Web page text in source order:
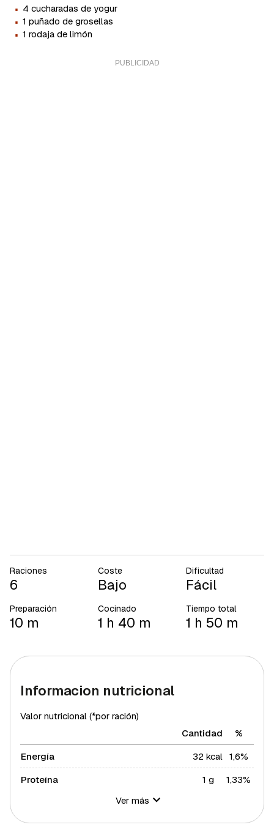
· 4 cucharadas de yogur
· 1 puñado de grosellas
· 1 rodaja de limón
Raciones
6
Coste
Bajo
Dificultad
Fácil
Preparación
10 m
Cocinado
1 h 40 m
Tiempo total
1 h 50 m
Informacion nutricional
Valor nutricional (*por ración)
Cantidad
%
Energía
32 kcal 1,6%
Proteína
1 g
1,33%
Azúcares
5 g 10%
Ver más